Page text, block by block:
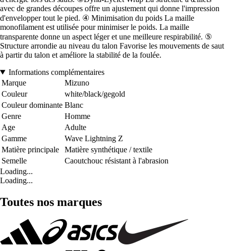
avec de grandes découpes offre un ajustement qui donne l'impression
d'envelopper tout le pied. ④ Minimisation du poids La maille
monofilament est utilisée pour minimiser le poids. La maille
transparente donne un aspect léger et une meilleure respirabilité. ⑤
Structure arrondie au niveau du talon Favorise les mouvements de saut
à partir du talon et améliore la stabilité de la foulée.
Informations complémentaires
Marque
Mizuno
Couleur
white/black/gegold
Couleur dominante Blanc
Genre
Homme
Age
Adulte
Gamme
Wave Lightning Z
Matière principale
Matière synthétique / textile
Semelle
Caoutchouc résistant à l'abrasion
Loading...
Loading...
Toutes nos marques